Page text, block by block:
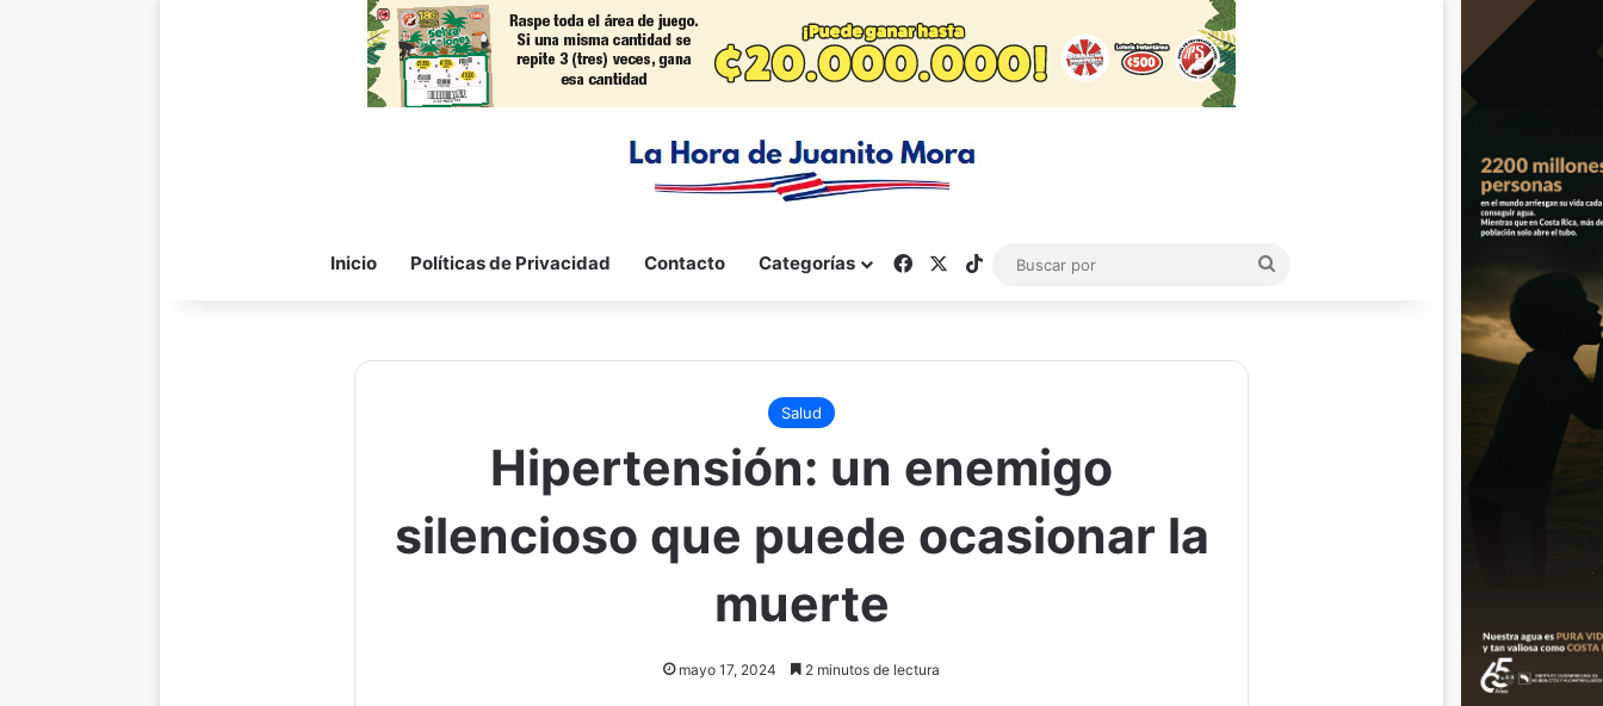
Inicio Políticas de Privacidad Contacto Categorías FacebookTikTok
Salud
Hipertensión: un enemigo
silencioso que puede ocasionar la
muerte
mayo 17, 2024 2 minutos de lectura